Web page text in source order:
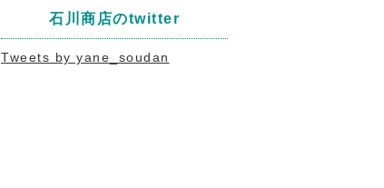
石川商店のtwitter
Tweets by yane_soudan